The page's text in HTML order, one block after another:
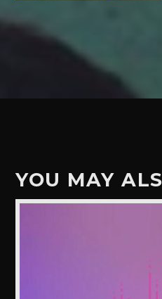
YOU MAY